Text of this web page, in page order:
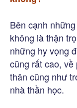
Bên cạnh
không là thận
những hy vọng
cũng rất cao,
thân cũng như
nhà thần học.